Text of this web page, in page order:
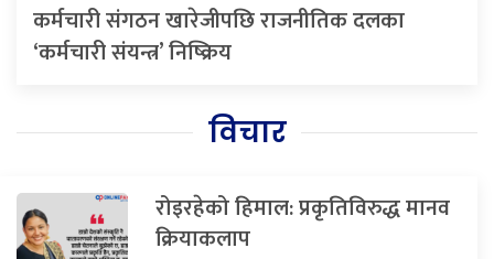
कर्मचारी संगठन खारेजीपछि राजनीतिक दलका
‘कर्मचारी संयन्त्र’ निष्क्रिय
विचार
रोइरहेको हिमाल: प्रकृतिविरुद्ध मानव
क्रियाकलाप